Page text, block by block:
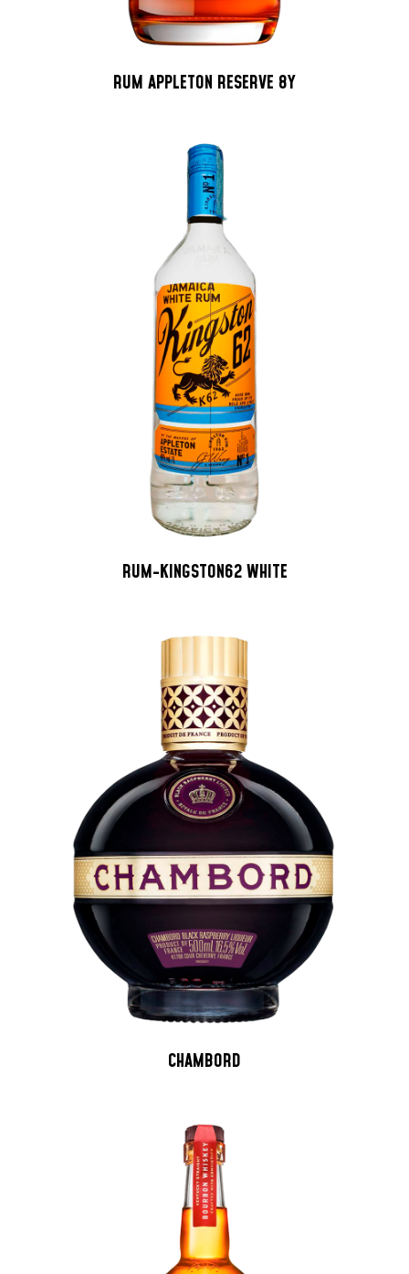
RUM APPLETON RESERVE 8Y
RUM-KINGSTON62 WHITE
CHAMBORD